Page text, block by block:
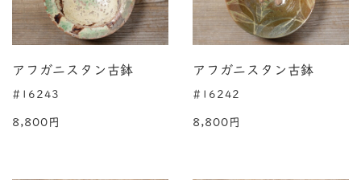
アフガニスタン古鉢
#16243
8,800円
アフガニスタン古鉢
#16242
8,800円